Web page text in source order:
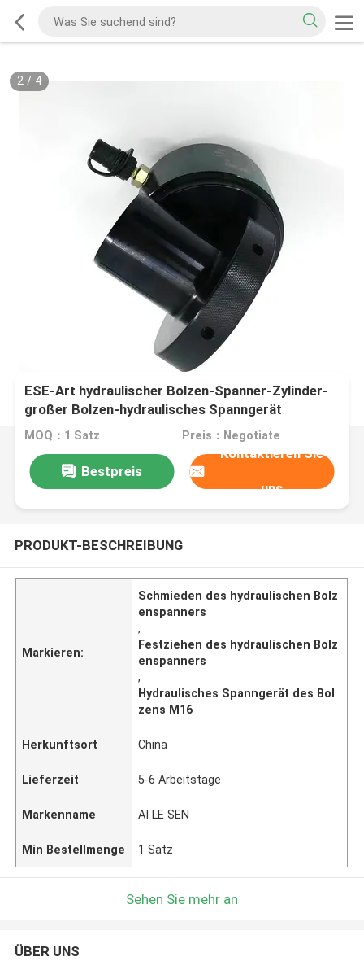
2/ 4
ESE-Art hydraulischer Bolzen-Spanner-Zylinder-
großer Bolzen-hydraulisches Spanngerät
MOQ：1 Satz Preis：Negotiate
Bestpreis
Kontaktieren Sie
uns
PRODUKT-BESCHREIBUNG
Markieren:
Schmieden des hydraulischen Bolz
enspanners
,
Festziehen des hydraulischen Bolz
enspanners
,
Hydraulisches Spanngerät des Bol
zens M16
Herkunftsort China
Lieferzeit 5-6 Arbeitstage
Markenname AI LE SEN
Min Bestellmenge 1 Satz
Sehen Sie mehr an
ÜBER UNS